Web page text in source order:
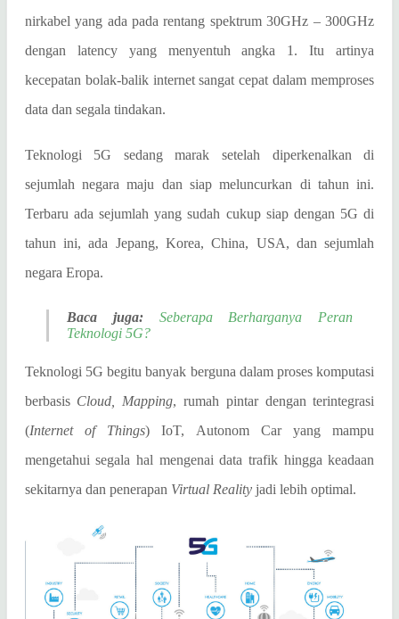
nirkabel yang ada pada rentang spektrum 30GHz – 300GHz
dengan latency yang menyentuh angka 1. Itu artinya
kecepatan bolak-balik internet sangat cepat dalam memproses
data dan segala tindakan.
Teknologi 5G sedang marak setelah diperkenalkan di
sejumlah negara maju dan siap meluncurkan di tahun ini.
Terbaru ada sejumlah yang sudah cukup siap dengan 5G di
tahun ini, ada Jepang, Korea, China, USA, dan sejumlah
negara Eropa.
Baca juga:
Seberapa Berharganya Peran
Teknologi 5G?
Teknologi 5G begitu banyak berguna dalam proses komputasi
berbasis Cloud, Mapping, rumah pintar dengan terintegrasi
(Internet of Things) IoT, Autonom Car yang mampu
mengetahui segala hal mengenai data trafik hingga keadaan
sekitarnya dan penerapan Virtual Realityjadi lebih optimal.